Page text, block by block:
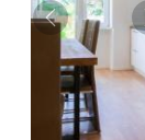
Zurück